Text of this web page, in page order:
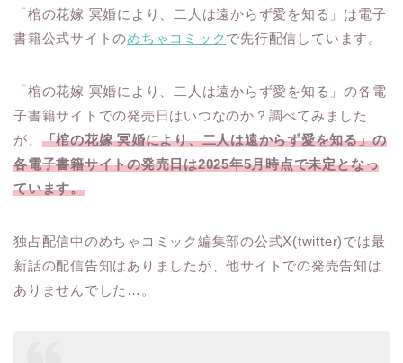
「棺の花嫁 冥婚により、二人は遠からず愛を知る」は電子
書籍公式サイトのめちゃコミックで先行配信しています。
「棺の花嫁 冥婚により、二人は遠からず愛を知る」の各電
子書籍サイトでの発売日はいつなのか？調べてみました
が、 「棺の花嫁 冥婚により、二人は遠からず愛を知る」の
各電子書籍サイトの発売日は2025年5月時点で未定となっ
ています。
独占配信中のめちゃコミック編集部の公式X(twitter)では最
新話の配信告知はありましたが、他サイトでの発売告知は
ありませんでした…。